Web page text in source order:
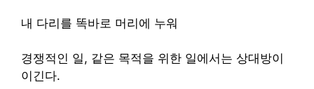
내 다리를 똑바로 머리에 누워
경쟁적인 일, 같은 목적을 위한 일에서는 상대방이
이긴다.